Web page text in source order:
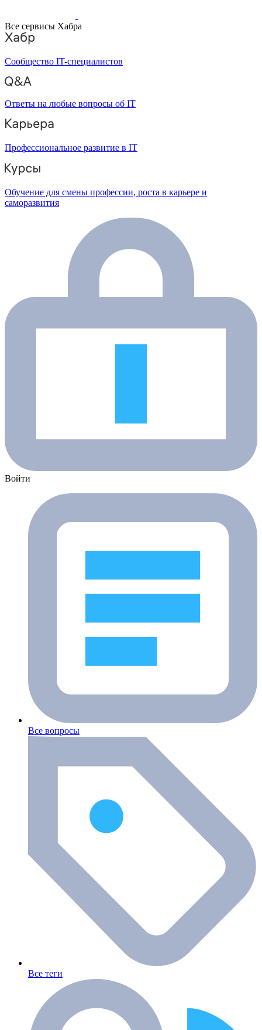
Все сервисы Хабра
Сообщество IT-специалистов
Ответы на любые вопросы об IT
Профессиональное развитие в IT
Обучение для смены профессии, роста в карьере и
саморазвития
Войти
Все вопросы
Все теги